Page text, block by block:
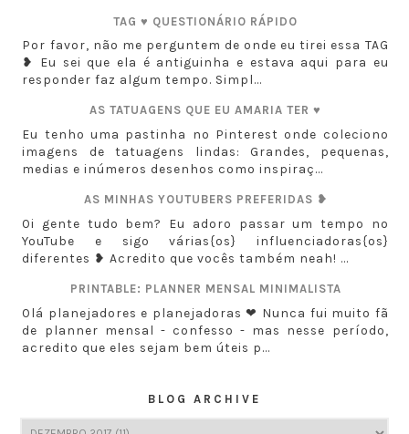
TAG ♥ QUESTIONÁRIO RÁPIDO
Por favor, não me perguntem de onde eu tirei essa TAG
❥ Eu sei que ela é antiguinha e estava aqui para eu
responder faz algum tempo. Simpl...
AS TATUAGENS QUE EU AMARIA TER ♥
Eu tenho uma pastinha no Pinterest onde coleciono
imagens de tatuagens lindas: Grandes, pequenas,
medias e inúmeros desenhos como inspiraç...
AS MINHAS YOUTUBERS PREFERIDAS ❥
Oi gente tudo bem? Eu adoro passar um tempo no
YouTube e sigo várias{os} influenciadoras{os}
diferentes ❥ Acredito que vocês também neah! ...
PRINTABLE: PLANNER MENSAL MINIMALISTA
Olá planejadores e planejadoras ❤ Nunca fui muito fã
de planner mensal - confesso - mas nesse período,
acredito que eles sejam bem úteis p...
BLOG ARCHIVE